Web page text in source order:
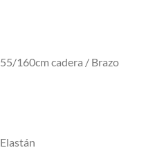
160cm cadera / Brazo